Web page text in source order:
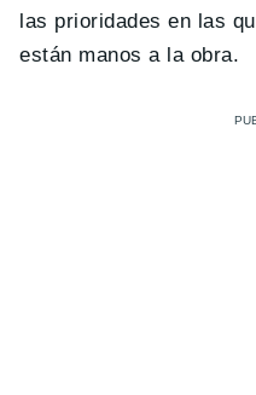
las prioridades en las
están manos a la obra.